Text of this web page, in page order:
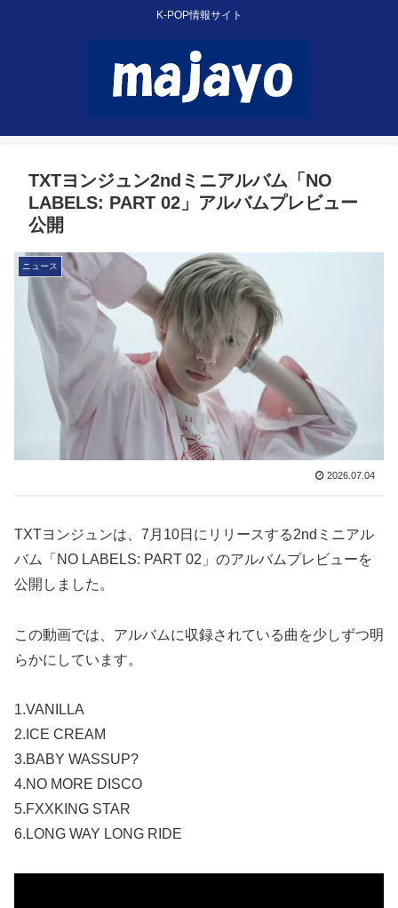
K-POP情報サイト
TXTヨンジュン2ndミニアルバム「NO
LABELS: PART 02」アルバムプレビュー
公開
ニュース
2026.07.04
TXTヨンジュンは、7月10日にリリースする2ndミニアル
バム「NO LABELS: PART 02」のアルバムプレビューを
公開しました。
この動画では、アルバムに収録されている曲を少しずつ明
らかにしています。
1.VANILLA
2.ICE CREAM
3.BABY WASSUP?
4.NO MORE DISCO
5.FXXKING STAR
6.LONG WAY LONG RIDE